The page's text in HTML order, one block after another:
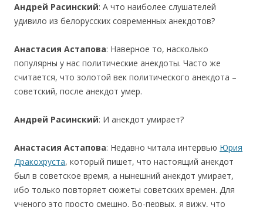
Андрей Расинский: А что наиболее слушателей
удивило из белорусских современных анекдотов?
Анастасия Астапова: Наверное то, насколько
популярны у нас политические анекдоты. Часто же
считается, что золотой век политического анекдота –
советский, после анекдот умер.
Андрей Расинский: И анекдот умирает?
Анастасия Астапова: Недавно читала интервью Юрия
Дракохруста, который пишет, что настоящий анекдот
был в советское время, а нынешний анекдот умирает,
ибо только повторяет сюжеты советских времен. Для
ученого это просто смешно. Во-первых, я вижу, что